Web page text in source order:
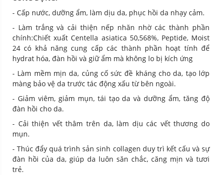
- Cấp nước, dưỡng ẩm, làm dịu da, phục hồi da nhạy cảm.
- Làm trắng và cải thiện nếp nhăn nhờ các thành phần
chính:Chiết xuất Centella asiatica 50,568%, Peptide, Moist
24 có khả năng cung cấp các thành phần hoạt tính để
hydrat hóa, đàn hồi và giữ ẩm mà không lo bị kích ứng
- Làm mềm mịn da, củng cố sức đề kháng cho da, tạo lớp
màng bảo vệ da trước tác động xấu từ bên ngoài.
- Giảm viêm, giảm mụn, tái tạo da và dưỡng ẩm, tăng độ
đàn hồi cho da.
- Cải thiện vết thâm trên da, làm dịu các vết thương do
mụn.
- Thúc đẩy quá trình sản sinh collagen duy trì kết cấu và sự
đàn hồi của da, giúp da luôn săn chắc, căng mịn và tươi
trẻ.